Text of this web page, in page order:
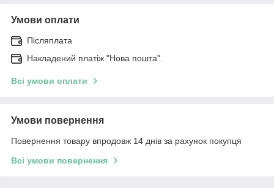
Умови оплати
Післяплата
Накладений платіж "Нова пошта".
Всі умови оплати
Умови повернення
Повернення товару впродовж 14 днів за рахунок покупця
Всі умови повернення